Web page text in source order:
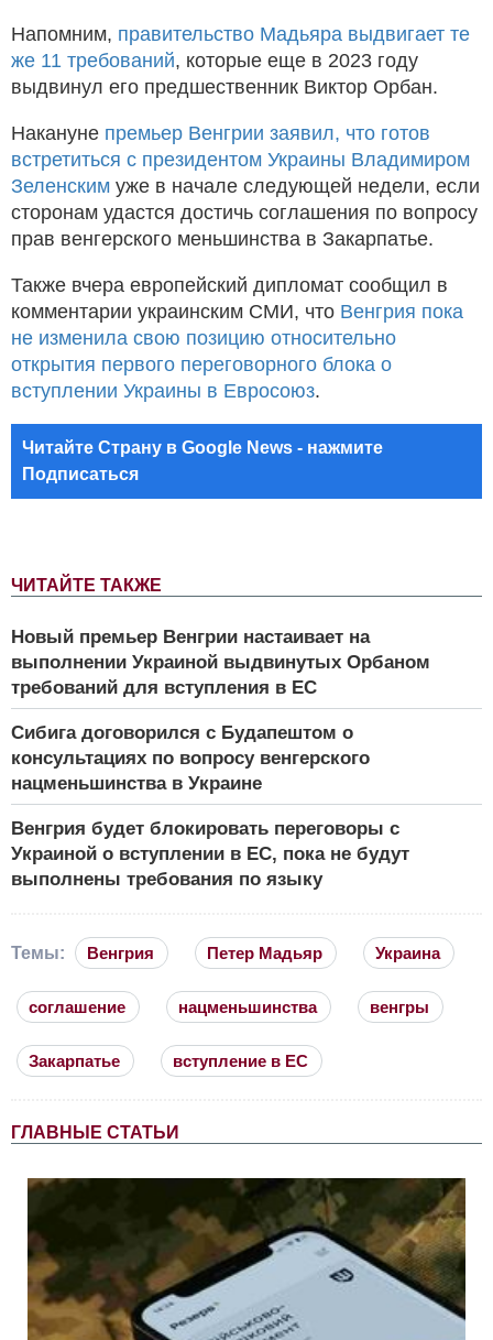
ЧИТАЙТЕ ТАКЖЕ
Новый премьер Венгрии настаивает на
выполнении Украиной выдвинутых Орбаном
требований для вступления в ЕС
Сибига договорился с Будапештом о
консультациях по вопросу венгерского
нацменьшинства в Украине
Венгрия будет блокировать переговоры с
Украиной о вступлении в ЕС, пока не будут
выполнены требования по языку
Напомним, правительство Мадьяра выдвигает те
же 11 требований, которые еще в 2023 году
выдвинул его предшественник Виктор Орбан.
Накануне премьер Венгрии заявил, что готов
встретиться с президентом Украины Владимиром
Зеленским уже в начале следующей недели, если
сторонам удастся достичь соглашения по вопросу
прав венгерского меньшинства в Закарпатье.
Также вчера европейский дипломат сообщил в
комментарии украинским СМИ, что Венгрия пока
не изменила свою позицию относительно
открытия первого переговорного блока о
вступлении Украины в Евросоюз.
Читайте Страну в Google News - нажмите
Подписаться
Темы: Венгрия Петер Мадьяр Украина
соглашение нацменьшинства венгры
Закарпатье вступление в ЕС
ГЛАВНЫЕ СТАТЬИ